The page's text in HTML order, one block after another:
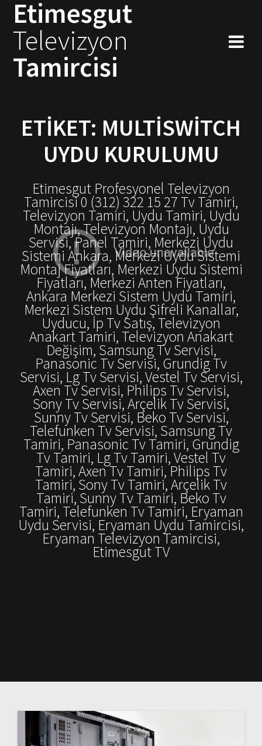
Skip
to
Etimesgut
Televizyon
Tamircisi
ETIKET: MULTISWITCH
UYDU KURULUMU
Etimesgut Profesyonel Televizyon
Tamircisi 0 (312) 322 15 27 Tv Tamiri,
Televizyon Tamiri, Uydu Tamiri, Uydu
Montajı, Televizyon Montajı, Uydu
Servisi, Panel Tamiri, Merkezi Uydu
Sistemi Ankara, Merkezi Uydu Sistemi
Montaj Fiyatları, Merkezi Uydu Sistemi
Fiyatları, Merkezi Anten Fiyatları,
Ankara Merkezi Sistem Uydu Tamiri,
Merkezi Sistem Uydu Şifreli Kanallar,
Uyducu, İp Tv Satış, Televizyon
Anakart Tamiri, Televizyon Anakart
Değişim, Samsung Tv Servisi,
Panasonic Tv Servisi, Grundig Tv
Servisi, Lg Tv Servisi, Vestel Tv Servisi,
Axen Tv Servisi, Philips Tv Servisi,
Sony Tv Servisi, Arçelik Tv Servisi,
Sunny Tv Servisi, Beko Tv Servisi,
Telefunken Tv Servisi, Samsung Tv
Tamiri, Panasonic Tv Tamiri, Grundig
Tv Tamiri, Lg Tv Tamiri, Vestel Tv
Tamiri, Axen Tv Tamiri, Philips Tv
Tamiri, Sony Tv Tamiri, Arçelik Tv
Tamiri, Sunny Tv Tamiri, Beko Tv
Tamiri, Telefunken Tv Tamiri, Eryaman
Uydu Servisi, Eryaman Uydu Tamircisi,
Eryaman Televizyon Tamircisi,
Etimesgut TV